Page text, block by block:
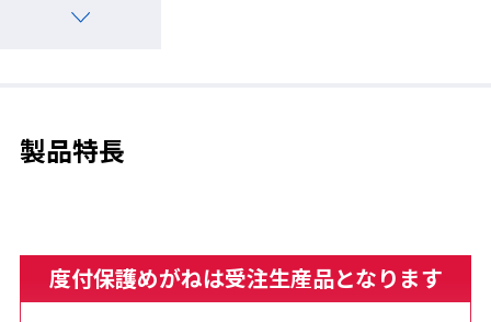
製品特長
度付保護めがねは受注生産品となります